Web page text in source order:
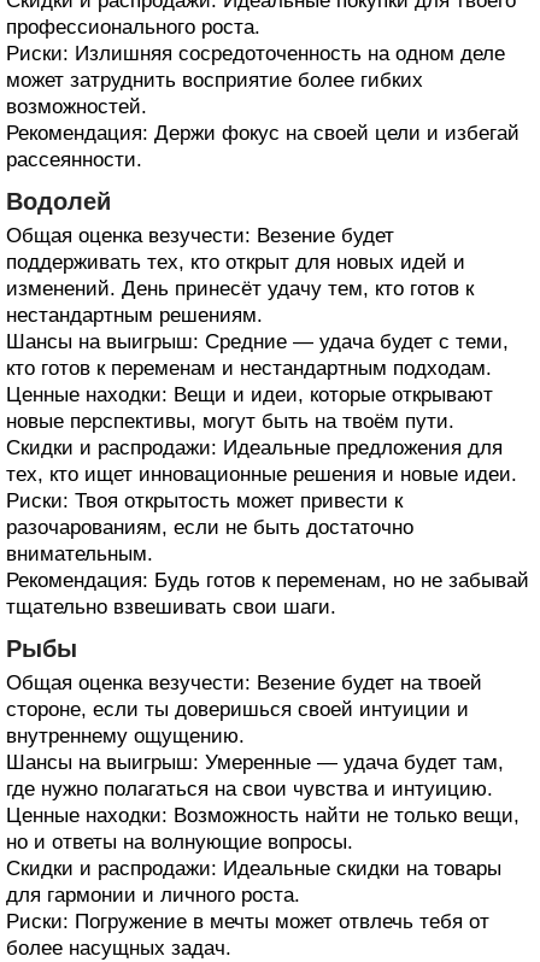
профессионального роста.
Риски: Излишняя сосредоточенность на одном деле
может затруднить восприятие более гибких
возможностей.
Рекомендация: Держи фокус на своей цели и избегай
рассеянности.
Водолей
Общая оценка везучести: Везение будет
поддерживать тех, кто открыт для новых идей и
изменений. День принесёт удачу тем, кто готов к
нестандартным решениям.
Шансы на выигрыш: Средние — удача будет с теми,
кто готов к переменам и нестандартным подходам.
Ценные находки: Вещи и идеи, которые открывают
новые перспективы, могут быть на твоём пути.
Скидки и распродажи: Идеальные предложения для
тех, кто ищет инновационные решения и новые идеи.
Риски: Твоя открытость может привести к
разочарованиям, если не быть достаточно
внимательным.
Рекомендация: Будь готов к переменам, но не забывай
тщательно взвешивать свои шаги.
Рыбы
Общая оценка везучести: Везение будет на твоей
стороне, если ты доверишься своей интуиции и
внутреннему ощущению.
Шансы на выигрыш: Умеренные — удача будет там,
где нужно полагаться на свои чувства и интуицию.
Ценные находки: Возможность найти не только вещи,
но и ответы на волнующие вопросы.
Скидки и распродажи: Идеальные скидки на товары
для гармонии и личного роста.
Риски: Погружение в мечты может отвлечь тебя от
более насущных задач.